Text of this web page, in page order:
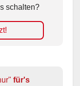
schalten?
für's